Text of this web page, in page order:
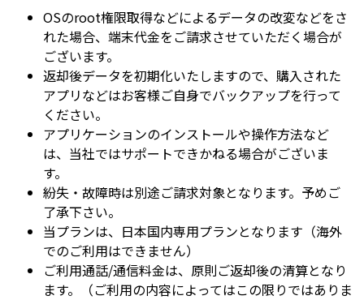
OSのroot権限取得などによるデータの改変などをさ
れた場合、端末代金をご請求させていただく場合が
ございます。
返却後データを初期化いたしますので、購入された
アプリなどはお客様ご自身でバックアップを行って
ください。
アプリケーションのインストールや操作方法など
は、当社ではサポートできかねる場合がございま
す。
紛失・故障時は別途ご請求対象となります。予めご
了承下さい。
当プランは、日本国内専用プランとなります（海外
でのご利用はできません）
ご利用通話/通信料金は、原則ご返却後の清算となり
ます。（ご利用の内容によってはこの限りではありま